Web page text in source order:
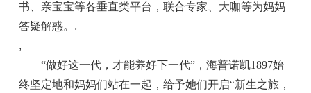
书、亲宝宝等各垂直类平台，联合专家、大咖等为妈妈
答疑解惑。 ,
,
“做好这一代，才能养好下一代”，海普诺凯1897始
终坚定地和妈妈们站在一起，给予她们开启“新生之旅，